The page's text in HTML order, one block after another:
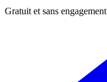
Gratuit et sans engagement